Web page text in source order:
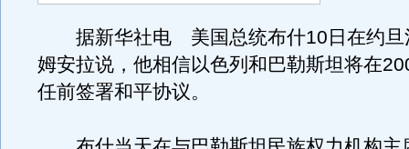
据新华社电 美国总统布什10日在约旦
姆安拉说，他相信以色列和巴勒斯坦将在
任前签署和平协议。